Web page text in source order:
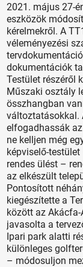
2021. május 27-
eszközök
kérelmekről. A
véleményezési
dokumentációk
Testület részéről
Műszaki osztály
összhangban
változtatásokkal.
elfogadhassák
ne kelljen még
képviselő-
rendes ülést –
az elkészült
Pontosított
kiegészítette a
között az
javasolta a
Ipari park alatti
különleges
– módosuljon